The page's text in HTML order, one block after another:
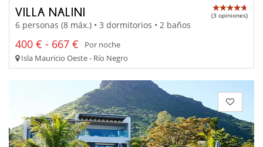
VILLA NALINI (3 opiniones)
6 personas (8 máx.) • 3 dormitorios • 2 baños
400 € - 667 €
Por noche
Isla Mauricio Oeste - Río Negro